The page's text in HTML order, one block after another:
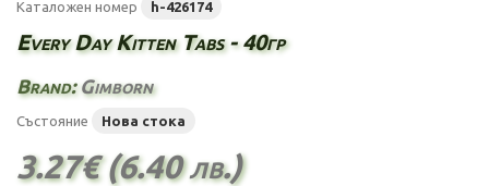
Каталожен номер h-426174
Every Day Kitten Tabs - 40гр
Brand:Gimborn
Състояние Нова стока
3.27€ (6.40 лв.)